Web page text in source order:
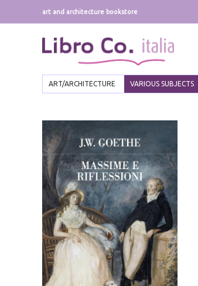
art and architecture bookstore
ART/ARCHITECTURE VARIOUS SUBJECTS